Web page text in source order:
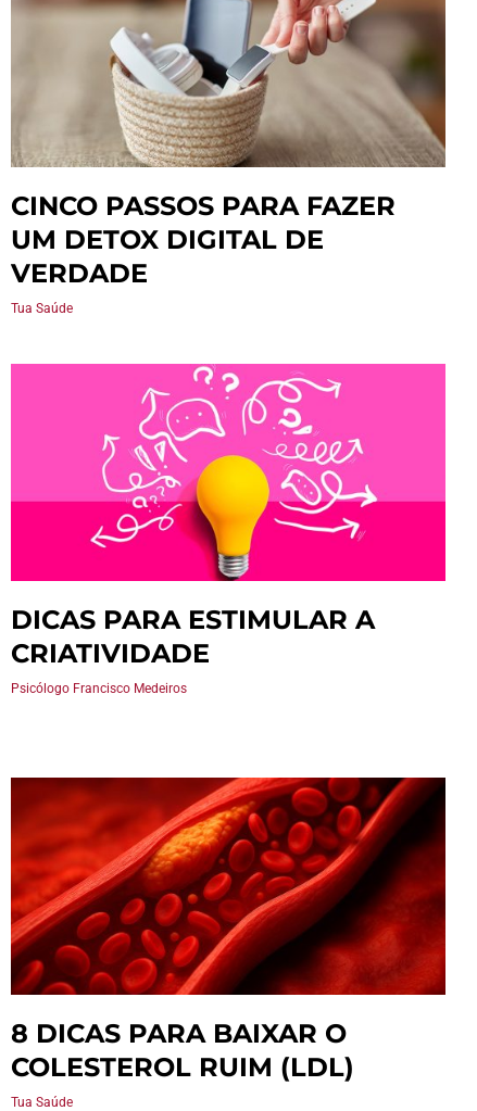
CINCO PASSOS PARA FAZER
UM DETOX DIGITAL DE
VERDADE
Tua Saúde
DICAS PARA ESTIMULAR A
CRIATIVIDADE
Psicólogo Francisco Medeiros
8 DICAS PARA BAIXAR O
COLESTEROL RUIM (LDL)
Tua Saúde